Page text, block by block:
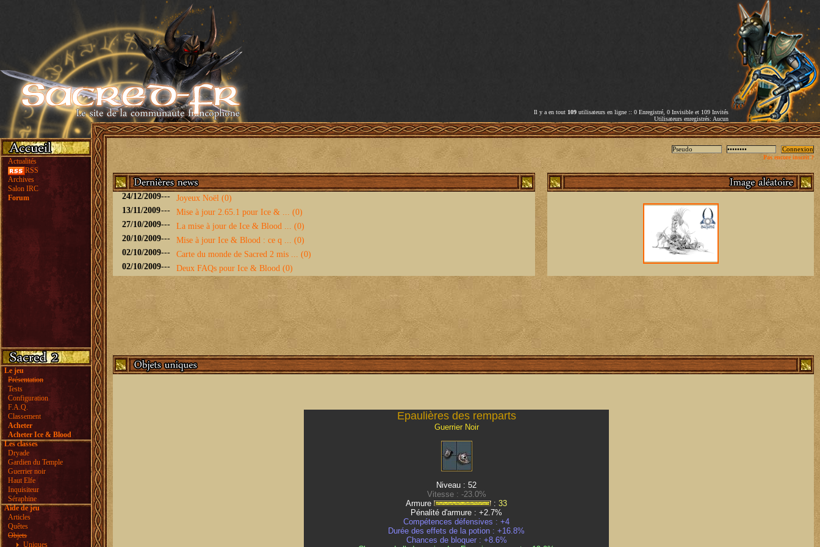
Il y a en tout 109 utilisateurs en ligne :: 0 Enregistré, 0 Invisible et 109 Invités
Utilisateurs enregistrés: Aucun
Actualités
RSS
Archives
Salon IRC
Forum
Le jeu
Présentation
Tests
Configuration
F.A.Q.
Classement
Acheter
Acheter Ice & Blood
Les classes
Dryade
Gardien du Temple
Guerrier noir
Haut Elfe
Inquisiteur
Séraphine
Aide de jeu
Articles
Quêtes
Objets
Uniques
Pas encore inscrit ?
24/12/2009---
Joyeux Noël (0)
13/11/2009---
Mise à jour 2.65.1 pour Ice & ... (0)
27/10/2009---
La mise à jour de Ice & Blood ... (0)
20/10/2009---
Mise à jour Ice & Blood : ce q ... (0)
02/10/2009---
Carte du monde de Sacred 2 mis ... (0)
02/10/2009--- Deux FAQs pour Ice & Blood (0)
Epaulières des remparts
Guerrier Noir
Niveau : 52
Vitesse : -23.0%
Armure
: 33
Pénalité d'armure : +2.7%
Compétences défensives : +4
Durée des effets de la potion : +16.8%
Chances de bloquer : +8.6%